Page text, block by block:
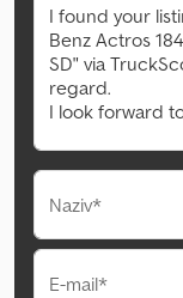
Naziv*
E-mail*